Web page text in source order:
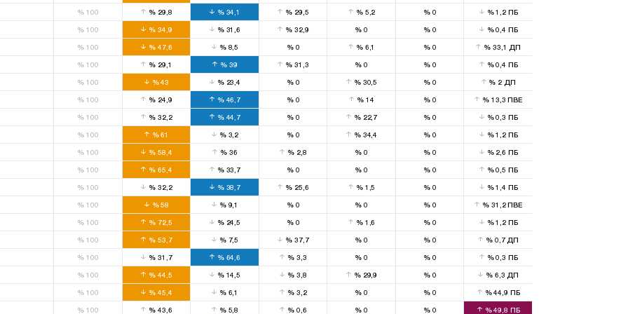
% 100 % 29,8 %34,1 % 29,5 %5,2 %0 %1,2 ПБ
% 100 % 34,9 %31,6 % 32,9 % 0 %0 %0,4 ПБ
% 100 % 47,6 %8,5 %0 %6,1 %0 %33,1 ДП
% 100 % 29,1 % 39 % 31,3 % 0 %0 %0,4 ПБ
% 100 %43 %23,4 %0 %30,5 %0 % 2 ДП
% 100 % 24,9 %46,7 %0 % 14 %0 % 13,3ПВЕ
% 100 % 32,2 %44,7 %0 %22,7 %0 %0,3 ПБ
% 100 %61 %3,2 %0 %34,4 %0 %1,2 ПБ
% 100 % 58,4 % 36 % 2,8 % 0 %0 %2,6 ПБ
% 100 % 65,4 %33,7 %0 % 0 %0 %0,5 ПБ
% 100 % 32,2 %38,7 % 25,6 %1,5 %0 %1,4 ПБ
% 100 %58 %9,1 %0 % 0 %0 % 31,2ПВЕ
% 100 % 72,5 %24,5 %0 %1,6 %0 %1,2 ПБ
% 100 % 53,7 %7,5 % 37,7 % 0 %0 %0,7 ДП
% 100 % 31,7 %64,6 % 3,3 % 0 %0 %0,3 ПБ
% 100 % 44,5 %14,5 % 3,8 %29,9 %0 %6,3 ДП
% 100 % 45,4 %6,1 % 3,2 % 0 %0 %44,9 ПБ
% 100 % 43,6 %5,8 % 0,6 % 0 %0 %49,8 ПБ